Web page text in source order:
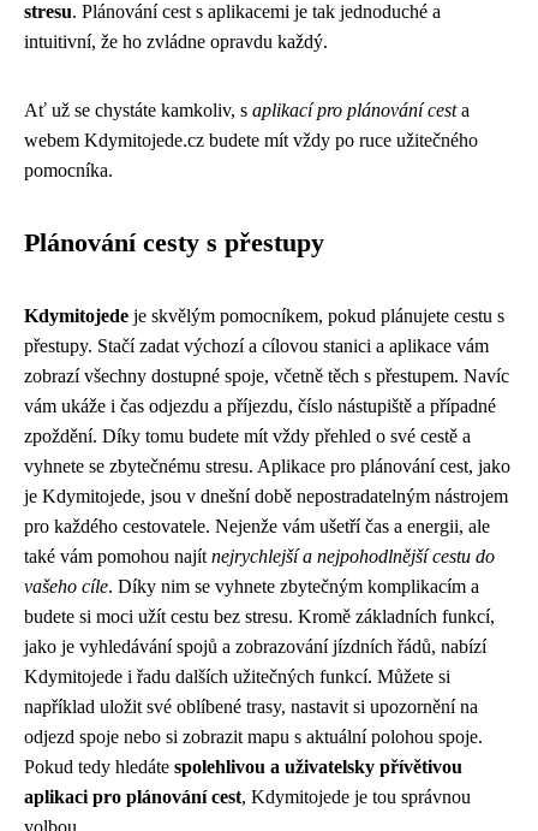
stresu. Plánování cest s aplikacemi je tak jednoduché a
intuitivní, že ho zvládne opravdu každý.
Ať už se chystáte kamkoliv, s aplikací pro plánování cesta
webem Kdymitojede.cz budete mít vždy po ruce užitečného
pomocníka.
Plánování cesty s přestupy
Kdymitojede je skvělým pomocníkem, pokud plánujete cestu s
přestupy. Stačí zadat výchozí a cílovou stanici a aplikace vám
zobrazí všechny dostupné spoje, včetně těch s přestupem. Navíc
vám ukáže i čas odjezdu a příjezdu, číslo nástupiště a případné
zpoždění. Díky tomu budete mít vždy přehled o své cestě a
vyhnete se zbytečnému stresu. Aplikace pro plánování cest, jako
je Kdymitojede, jsou v dnešní době nepostradatelným nástrojem
pro každého cestovatele. Nejenže vám ušetří čas a energii, ale
také vám pomohou najít nejrychlejší a nejpohodlnější cestu do
vašeho cíle. Díky nim se vyhnete zbytečným komplikacím a
budete si moci užít cestu bez stresu. Kromě základních funkcí,
jako je vyhledávání spojů a zobrazování jízdních řádů, nabízí
Kdymitojede i řadu dalších užitečných funkcí. Můžete si
například uložit své oblíbené trasy, nastavit si upozornění na
odjezd spoje nebo si zobrazit mapu s aktuální polohou spoje.
Pokud tedy hledáte spolehlivou a uživatelsky přívětivou
aplikaci pro plánování cest, Kdymitojede je tou správnou
volbou.